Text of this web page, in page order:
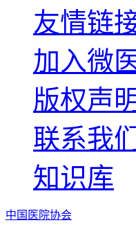
友情链
加入微
版权声
联系我们
知识库
中国医院协会